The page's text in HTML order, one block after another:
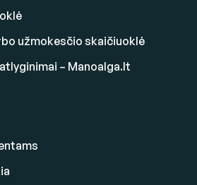
užmokesčio skaičiuoklė
– Manoalga.lt